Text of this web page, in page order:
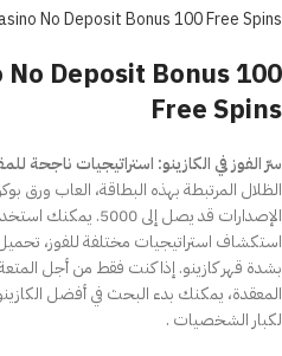
No Deposit Bonus 100 Free Spins
Deposit Bonus 100
Free Spins
سرّ الفوز في الكازينو: استراتيجيات ناجحة
الظلال المرتبطة بهذه البطاقة، العاب ورق
الإصدارات قد يصل إلى
استكشاف استراتيجيات مختلفة للفوز،
بشدة قهر كازينو. إذا كنت فقط من أجل
المعقدة، يمكنك بدء البحث في أفضل
لكبار الشخصيات .